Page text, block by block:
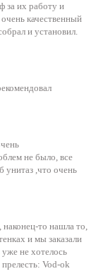
за их работу и
качественный
и установил.
не было, все
унитаз ,что очень
то нашла то,
и мы заказали
не хотелось
Vod-ok